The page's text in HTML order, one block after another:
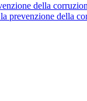
della
prevenzione della